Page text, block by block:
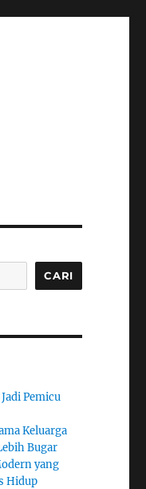
CARI
Pemicu
Keluarga
Bugar
yang
Hidup